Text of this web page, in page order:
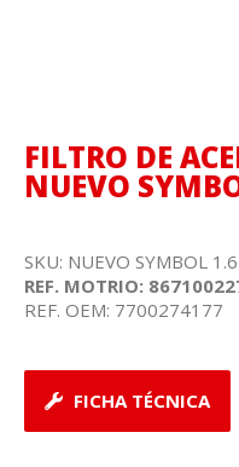
FILTRO DE
NUEVO
SKU: NUEVO SYMBOL 1.6
REF. MOTRIO:
REF. OEM: 7700274177
FICHA TÉCNICA